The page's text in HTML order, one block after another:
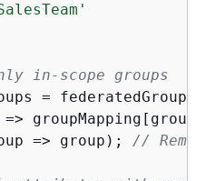
in-scope groups
= federatedGroups
=>
=> group); //